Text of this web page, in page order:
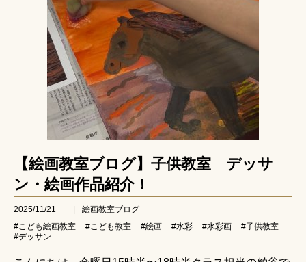
【絵画教室ブログ】子供教室 デッサ
ン・絵画作品紹介！
2025/11/21
絵画教室ブログ
#こども絵画教室
#こども教室 #絵画 #水彩 #水彩画
#子供教室
#デッサン